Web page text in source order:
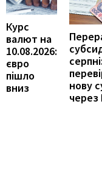
Курс
валют на
10.08.2026:
євро
пішло
вниз
нову